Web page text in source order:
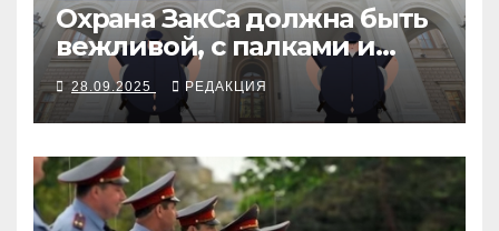
Охрана ЗакСа должна быть
вежливой, с палками и
наручниками
28.09.2025 РЕДАКЦИЯ